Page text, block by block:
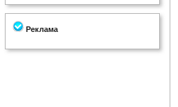
Реклама